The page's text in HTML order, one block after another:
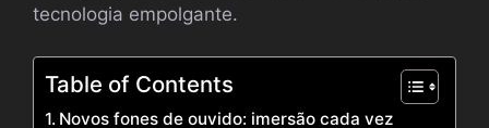
tecnologia empolgante.
Table of Contents
Novos fones de ouvido: imersão cada vez